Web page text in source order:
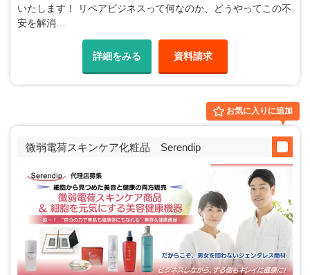
いたします！ リペアビジネスって何なのか、どうやってこの不
安を解消…
詳細をみる 資料請求
お気に入りに追加
微弱電荷スキンケア化粧品 Serendip